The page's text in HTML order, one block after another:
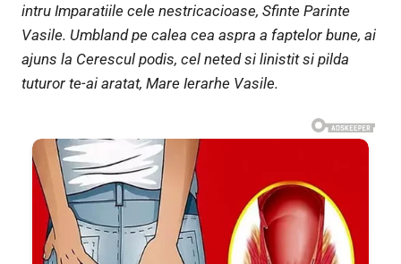
intru Imparatiile cele nestricacioase, Sfinte Parinte
Vasile. Umbland pe calea cea aspra a faptelor bune, ai
ajuns la Cerescul podis, cel neted si linistit si pilda
tuturor te-ai aratat, Mare Ierarhe Vasile.